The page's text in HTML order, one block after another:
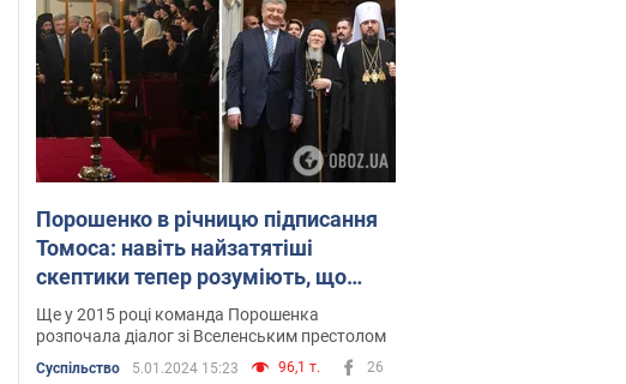
Порошенко в річницю підписання
Томоса: навіть найзатятіші
скептики тепер розуміють, що
відбулося на Фанарі
Ще у 2015 році команда Порошенка
розпочала діалог зі Вселенським престолом
Суспільство 5.01.2024 15:23 96,1 т. 26